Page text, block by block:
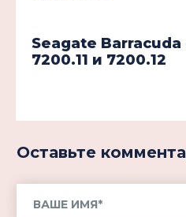
Seagate Barracuda
7200.11 и 7200.12
Оставьте